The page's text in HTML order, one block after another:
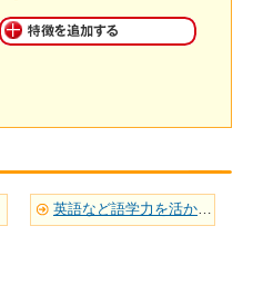
英語など語学力を活かせる(6)